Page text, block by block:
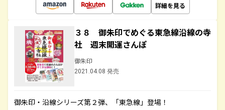
詳細を見る
３８ 御朱印でめぐる東急線沿線の寺
社 週末開運さんぽ
御朱印
2021.04.08 発売
御朱印・沿線シリーズ第２弾、「東急線」登場！